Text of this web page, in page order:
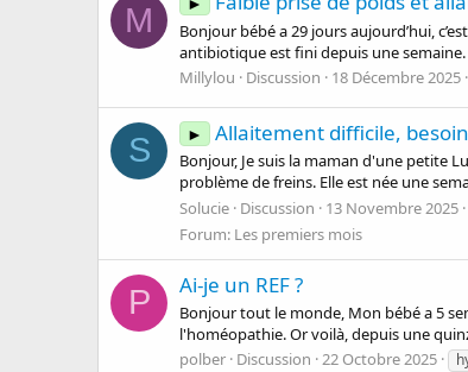
M
Bonjour bébé a 29 jours aujourd’hui,
antibiotique est fini depuis une semaine.
Millylou
Discussion 18 Décembre 2025
S ► Allaitement difficile,
Bonjour, Je suis la maman d'une petite
problème de freins. Elle est née une
Solucie Discussion 13 Novembre 2025
Forum: Les premiers mois
P Ai-je un REF ?
Bonjour tout le monde, Mon bébé a 5
l'homéopathie. Or voilà, depuis une
polber Discussion 22 Octobre 2025